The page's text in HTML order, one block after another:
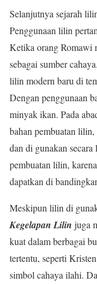
Selanjutnya sejarah
Penggunaan lilin
Ketika orang Romawi
sebagai sumber
lilin modern baru di
Dengan penggunaan
minyak ikan. Pada
bahan pembuatan
dan di gunakan
pembuatan lilin,
dapatkan di
Meskipun lilin di
Kegelapan Lilin juga
kuat dalam berbagai
tertentu, seperti
simbol cahaya ilahi.